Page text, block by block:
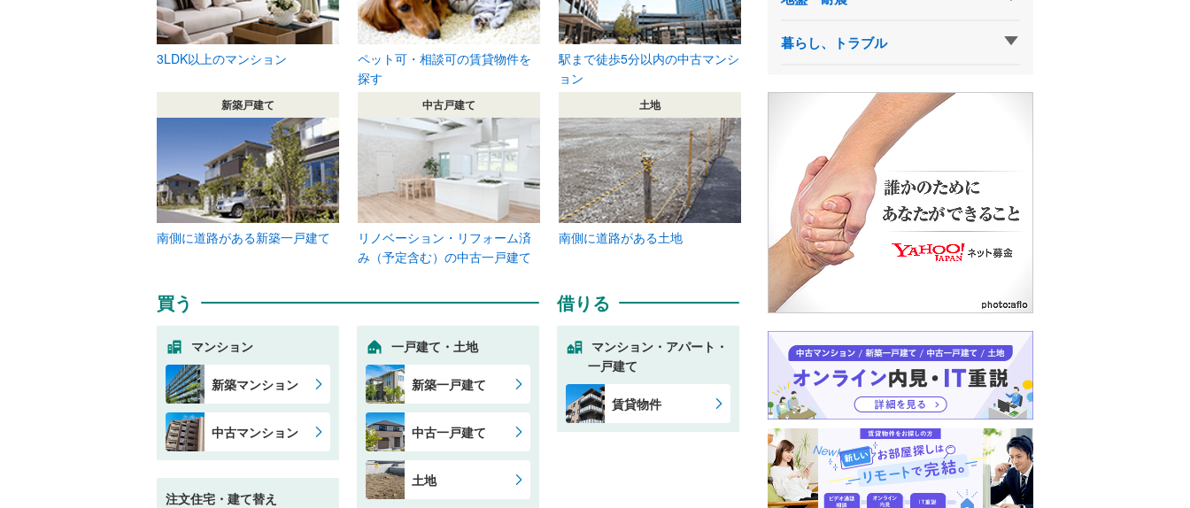
3LDK以上のマンション
ペット可・相談可の賃貸物件を
探す
駅まで徒歩5分以内の中古マンシ
ョン
新築戸建て
南側に道路がある新築一戸建て
中古戸建て
リノベーション・リフォーム済
み（予定含む）の中古一戸建て
土地
南側に道路がある土地
買う
マンション
新築マンション
中古マンション
注文住宅・建て替え
一戸建て・土地
新築一戸建て
中古一戸建て
土地
借りる
マンション・アパート・
一戸建て
賃貸物件
暮らし、トラブル